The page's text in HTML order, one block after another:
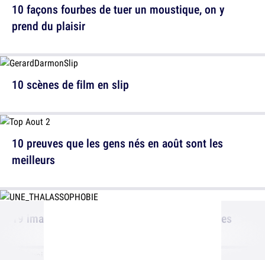
10 façons fourbes de tuer un moustique, on y
prend du plaisir
10 preuves que les gens nés en août sont les
meilleurs
10 scènes de film en slip
19 images terrifiantes pour les thalassophobes